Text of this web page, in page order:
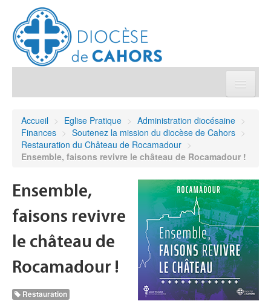
Démarches et sacrements
Agenda diocésain
Je donne
Annuaire/Contact
Accueil > Eglise Pratique > Administration diocésaine >
Finances > Soutenez la mission du diocèse de Cahors >
Restauration du Château de Rocamadour >
Ensemble, faisons revivre le château de Rocamadour !
Ensemble,
faisons revivre
le château de
Rocamadour !
Restauration